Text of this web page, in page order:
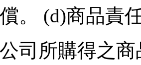
。
(d)商品責
司所購得之